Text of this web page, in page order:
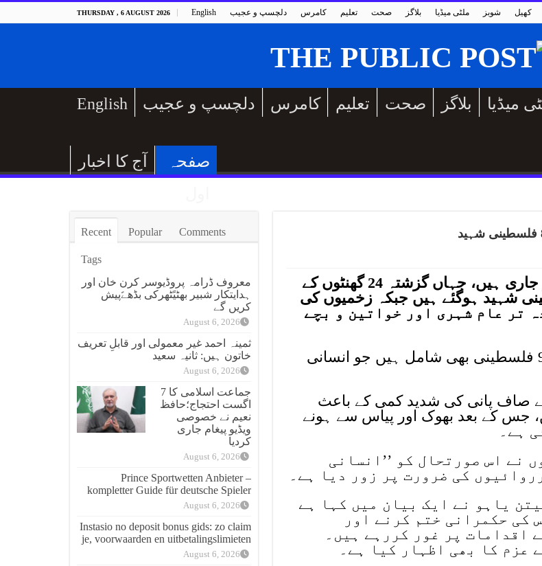
THURSDAY , 6 AUGUST 2026 English دلچسپ و عجیب کامرس تعلیم صحت بلاگز ملٹی میڈیا شوبز کھیل
English دلچسپ و عجیب کامرس تعلیم صحت بلاگز میڈیا
آج کا اخبار
صفحہ
غزہ پٹی میں اسرائیلی فوجی کارروائیاں بدستور جاری ہیں، جہاں گزشتہ 24 گھنٹوں کے
حملوں میں کم از کم 80 فلسطینی شہید ہوگئے ہیں جبکہ زخمیوں کی
تر عام شہری اور خواتین و بچے
بین الاقوامی میڈیا کے مطابق ان اموات میں وہ 9 فلسطینی بھی شامل ہیں جو انسانی
صاف پانی کی شدید کمی کے باعث
جس کے بعد بھوک اور پیاس سے ہونے
نے اس صورتحال کو ’’انسانی
کی ضرورت پر زور دیا ہے۔
یاہو نے ایک بیان میں کہا ہے
کی حکمرانی ختم کرنے اور
اقدامات پر غور کررہے ہیں۔
عزم کا بھی اظہار کیا ہے۔
Recent Popular Comments
Tags
معروف ڈرامہ پروڈیوسر کرن خان اور
ہدایتکار شبیر بھٹیًٹھرکی بڈھےًپیش
کریں گے
August 6, 2026
ثمینہ احمد غیر معمولی اور قابلِ تعریف
خاتون ہیں: ثانیہ سعید
August 6, 2026
جماعت اسلامی کا 7
اگست احتجاج؛حافظ
نعیم نے خصوصی
ویڈیو پیغام جاری
کردیا
August 6, 2026
Prince Sportwetten Anbieter –
kompletter Guide für deutsche Spieler
August 6, 2026
Instasio no deposit bonus gids: zo claim
je, voorwaarden en uitbetalingslimieten
August 6, 2026